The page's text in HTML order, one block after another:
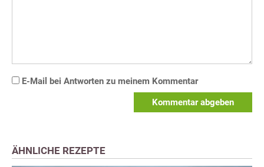
E-Mail bei Antworten zu meinem Kommentar
Kommentar abgeben
ÄHNLICHE REZEPTE